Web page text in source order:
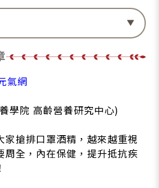
氣網
學院 高齡營養研究中心)
家搶排口罩酒精，越來越重視
周全，內在保健，提升抵抗疾